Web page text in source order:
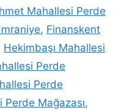
Mahallesi Perde
, Finanskent
Hekimbaşı Mahallesi
Perde
Perde
Perde Mağazası,